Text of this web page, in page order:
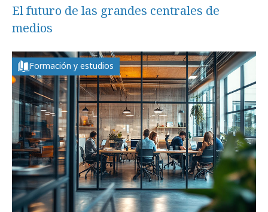
El futuro de las grandes centrales de
medios
Formación y estudios